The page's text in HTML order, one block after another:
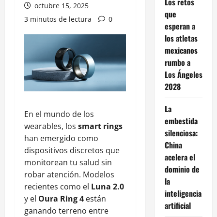
octubre 15, 2025
3 minutos de lectura
0
En el mundo de los
wearables, los smart rings
han emergido como
dispositivos discretos que
monitorean tu salud sin
robar atención. Modelos
recientes como el Luna 2.0
y el Oura Ring 4 están
ganando terreno entre
que
esperan a
los atletas
mexicanos
rumbo a
Los Ángeles
2028
La
embestida
silenciosa:
China
acelera el
dominio de
la
inteligencia
artificial